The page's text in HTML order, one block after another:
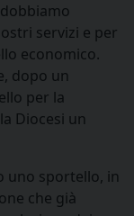
servizi e per
economico.
dopo un
per la
Diocesi un
uno sportello, in
che già